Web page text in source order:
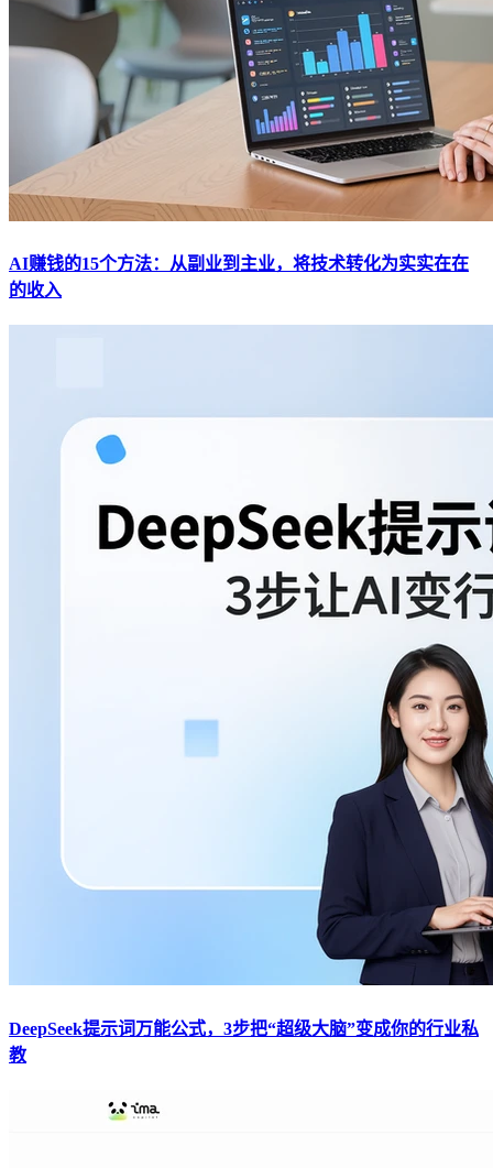
AI赚钱的15个方法：从副业到主业，将技术转化为实实在在
的收入
DeepSeek提示词万能公式，3步把“超级大脑”变成你的行业私
教